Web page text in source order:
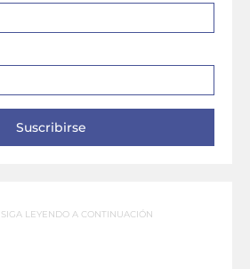
LEYENDO A CONTINUACIÓN